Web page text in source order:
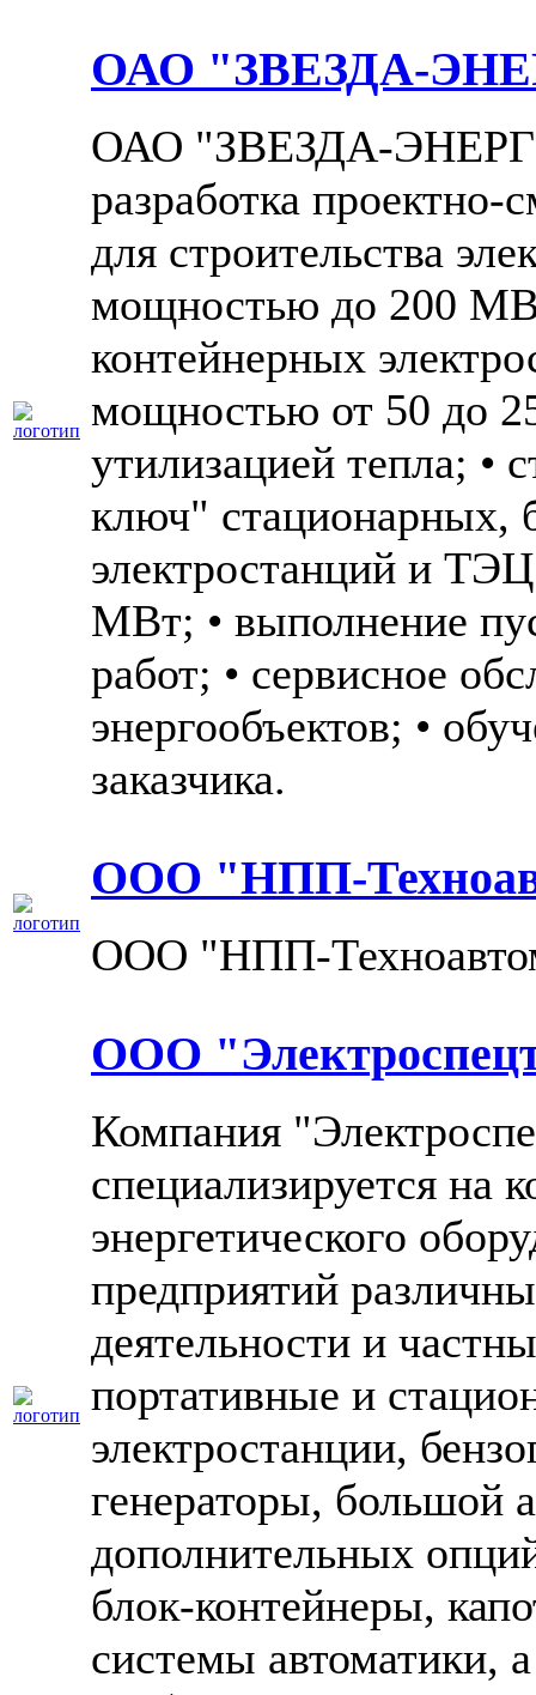
ОАО "ЗВЕЗДА-
ОАО "ЗВЕЗДА-
разработка проектно-
для строительства
мощностью до 200
контейнерных
мощностью от 50 до
утилизацией тепла; •
ключ" стационарных,
электростанций и
МВт; • выполнение
работ; • сервисное
энергообъектов; •
заказчика.
ООО "НПП-
ООО "НПП-
ООО
Компания
специализируется на
энергетического
предприятий
деятельности и
портативные и
электростанции,
генераторы, большой
дополнительных
блок-контейнеры,
системы автоматики,